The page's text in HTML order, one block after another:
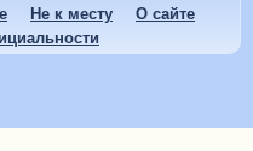
Не к месту
О сайте